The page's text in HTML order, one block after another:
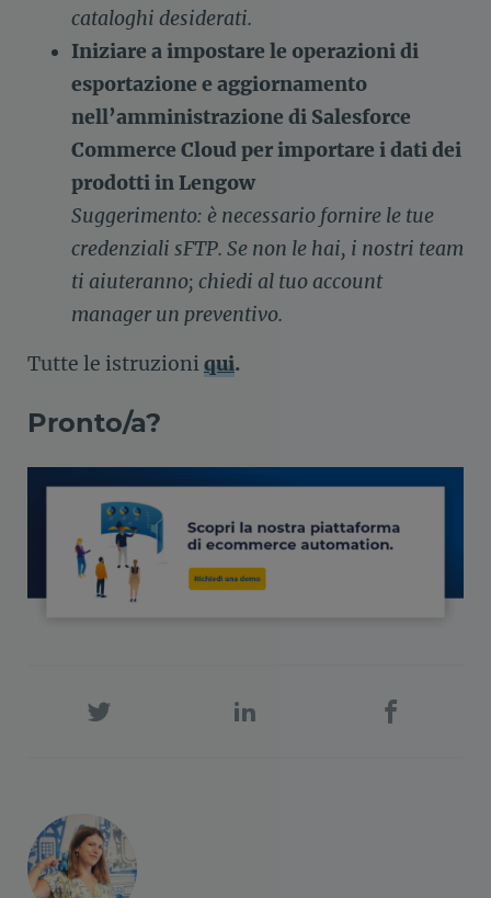
cataloghi desiderati.
Iniziare a impostare le operazioni di
esportazione e aggiornamento
nell’amministrazione di Salesforce
Commerce Cloud per importare i dati dei
prodotti in Lengow
Suggerimento: è necessario fornire le tue
credenziali sFTP. Se non le hai, i nostri team
ti aiuteranno; chiedi al tuo account
manager un preventivo.
Tutte le istruzioniqui.
Pronto/a?